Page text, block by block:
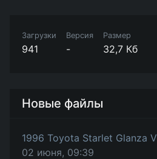
Загрузки
941
Версия
-
Размер
32,7 Кб
Новые файлы
1996 Toyota Starlet Glanza V
02 июня, 09:39